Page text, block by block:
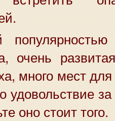
очень
много мест
удовольствие
оно стоит того.